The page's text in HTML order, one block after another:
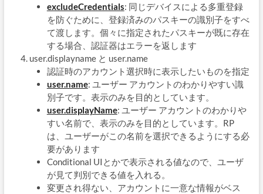
excludeCredentials: 同じデバイスによる多重登録
を防ぐために、登録済みのパスキーの識別子をすべ
て渡します。個々に指定されたパスキーが既に存在
する場合、認証器はエラーを返します
user.displayname と user.name
認証時のアカウント選択時に表示したいものを指定
user.name: ユーザー アカウントのわかりやすい識
別子です。表示のみを目的としています。
user.displayName: ユーザー アカウントのわかりや
すい名前で、表示のみを目的としています。RP
は、ユーザーがこの名前を選択できるようにする必
要があります
Conditional UIとかで表示される値なので、ユーザ
が見て判別できる値を入れる。
変更され得ない、アカウントに一意な情報がベス